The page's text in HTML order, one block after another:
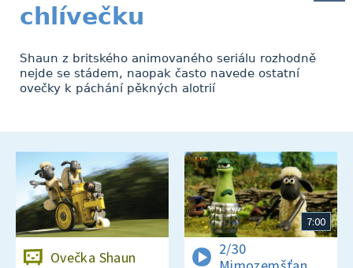
chlívečku
Shaun z britského animovaného seriálu rozhodně
nejde se stádem, naopak často navede ostatní
ovečky k páchání pěkných alotrií
Ovečka Shaun
7:00
2/30